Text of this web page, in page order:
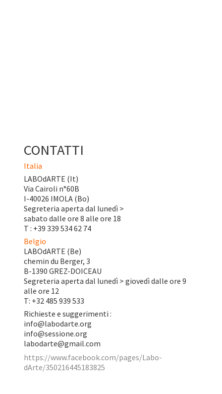
CONTATTI
Italia
LABOdARTE (It)
Via Cairoli n°60B
I-40026 IMOLA (Bo)
Segreteria aperta dal lunedì >
sabato dalle ore 8 alle ore 18
T : +39 339 534 62 74
Belgio
LABOdARTE (Be)
chemin du Berger, 3
B-1390 GREZ-DOICEAU
Segreteria aperta dal lunedì > giovedì dalle ore 9
alle ore 12
T: +32 485 939 533
Richieste e suggerimenti :
info@labodarte.org
info@sessione.org
labodarte@gmail.com
https://www.facebook.com/pages/Labo-
dArte/350216445183825